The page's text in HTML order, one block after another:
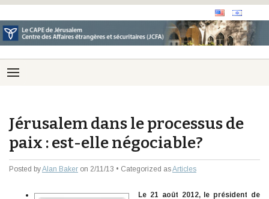
Jérusalem dans le processus de
paix : est-elle négociable?
Posted byAlan Baker on 2/11/13 • Categorized asArticles
Le 21 août 2012, le président de